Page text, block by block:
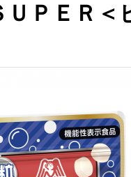
ＰＥＲ＜